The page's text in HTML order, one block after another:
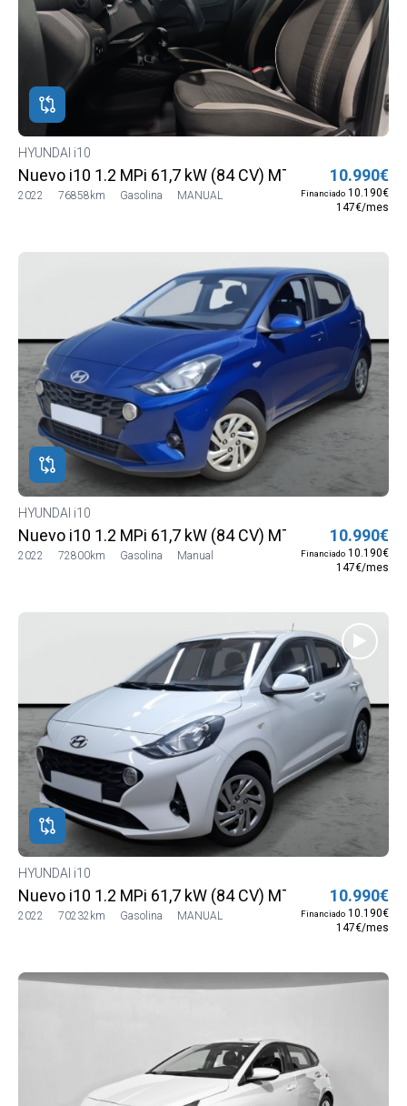
HYUNDAI i10
Nuevo i10 1.2 MPi 61,7 kW (84 CV) MT5 2WD Go MY21
2022 76858km Gasolina MANUAL
10.990€
Financiado 10.190€
147€/mes
HYUNDAI i10
Nuevo i10 1.2 MPi 61,7 kW (84 CV) MT5 2WD Go MY21
2022 72800km Gasolina Manual
10.990€
Financiado 10.190€
147€/mes
HYUNDAI i10
Nuevo i10 1.2 MPi 61,7 kW (84 CV) MT5 2WD Go MY21
2022 70232km Gasolina MANUAL
10.990€
Financiado 10.190€
147€/mes